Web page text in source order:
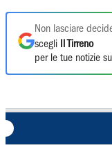
Non lasciare
scegli
Il Tirreno
per le tue notizie